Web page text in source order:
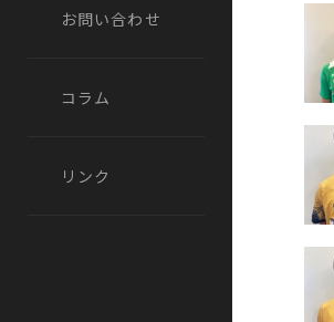
お問い合わせ
コラム
リンク